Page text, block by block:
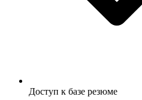
Доступ к базе резюме